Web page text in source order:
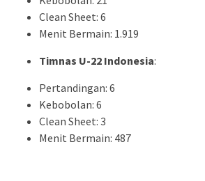
Clean Sheet: 6
Menit Bermain: 1.919
Timnas U-22 Indonesia:
Pertandingan: 6
Kebobolan: 6
Clean Sheet: 3
Menit Bermain: 487